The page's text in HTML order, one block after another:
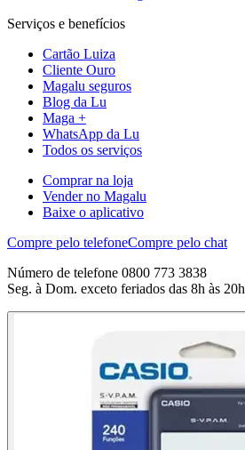
Serviços e benefícios
Cartão Luiza
Cliente Ouro
Magalu seguros
Blog da Lu
Maga +
WhatsApp da Lu
Todos os serviços
Comprar na loja
Vender no Magalu
Baixe o aplicativo
Compre pelo telefoneCompre pelo chat
Número de telefone 0800 773 3838
Seg. à Dom. exceto feriados das 8h às 20h